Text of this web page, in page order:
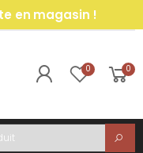
en magasin !
0 0